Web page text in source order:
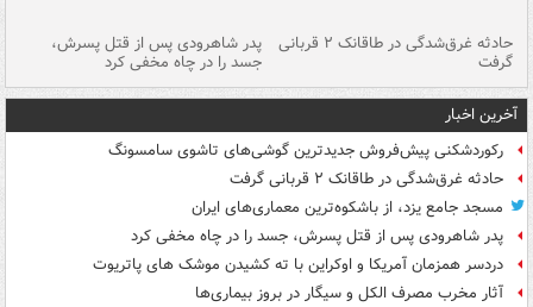
حادثه غرق‌شدگی در طاقانک ۲ قربانی
گرفت
پدر شاهرودی پس از قتل پسرش،
جسد را در چاه مخفی کرد
آخرین اخبار
رکوردشکنی پیش‌فروش جدیدترین گوشی‌های تاشوی سامسونگ
حادثه غرق‌شدگی در طاقانک ۲ قربانی گرفت
مسجد جامع یزد، از باشکوه‌ترین معماری‌های ایران
پدر شاهرودی پس از قتل پسرش، جسد را در چاه مخفی کرد
دردسر همزمان آمریکا و اوکراین با ته کشیدن موشک های پاتریوت
آثار مخرب مصرف الکل و سیگار در بروز بیماری‌ها